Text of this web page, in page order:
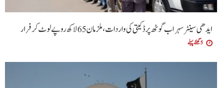
ایدھی سینٹر سہراب گوٹھ پر ڈکیتی کی واردات، ملزمان 65 لاکھ روپے لوٹ کر فرار
5 گھنٹے پہلے